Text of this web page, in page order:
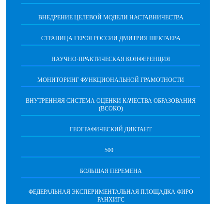
ВНЕДРЕНИЕ ЦЕЛЕВОЙ МОДЕЛИ НАСТАВНИЧЕСТВА
СТРАНИЦА ГЕРОЯ РОССИИ ДМИТРИЯ ШЕКТАЕВА
НАУЧНО-ПРАКТИЧЕСКАЯ КОНФЕРЕНЦИЯ
МОНИТОРИНГ ФУНКЦИОНАЛЬНОЙ ГРАМОТНОСТИ
ВНУТРЕННЯЯ СИСТЕМА ОЦЕНКИ КАЧЕСТВА ОБРАЗОВАНИЯ
(ВСОКО)
ГЕОГРАФИЧЕСКИЙ ДИКТАНТ
500+
БОЛЬШАЯ ПЕРЕМЕНА
ФЕДЕРАЛЬНАЯ ЭКСПЕРИМЕНТАЛЬНАЯ ПЛОЩАДКА ФИРО
РАНХИГС